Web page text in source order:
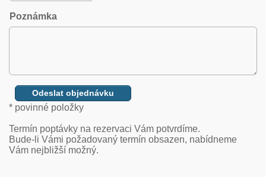
Poznámka
* povinné položky
Termín poptávky na rezervaci Vám potvrdíme.
Bude-li Vámi požadovaný termín obsazen, nabídneme
Vám nejbližší možný.